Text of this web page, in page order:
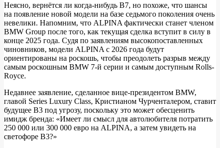
Неясно, вернётся ли когда-нибудь B7, но похоже, что шансы
на появление новой модели на базе седьмого поколения очень
невелики. Напомним, что ALPINA фактически станет членом
BMW Group после того, как текущая сделка вступит в силу в
конце 2025 года. Судя по заявлениям высокопоставленных
чиновников, модели ALPINA с 2026 года будут
ориентированы на роскошь, чтобы преодолеть разрыв между
самым роскошным BMW 7-й серии и самым доступным Rolls-
Royce.
Недавнее заявление, сделанное вице-президентом BMW,
главой Series Luxury Class, Кристианом Чурченталером, ставит
будущее B3 под угрозу, поскольку это может обесценить
имидж бренда: «Имеет ли смысл для автолюбителя потратить
250 000 или 300 000 евро на ALPINA, а затем увидеть на
светофоре B3?»